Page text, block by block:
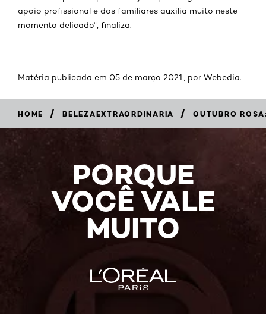
apoio profissional e dos familiares auxilia muito neste
momento delicado", finaliza.
Matéria publicada em 05 de março 2021, por Webedia.
HOME / BELEZAEXTRAORDINARIA / OUTUBRO
PORQUE
VOCÊ VALE
MUITO